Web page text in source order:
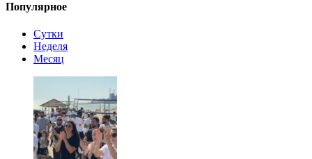
Популярное
Сутки
Неделя
Месяц